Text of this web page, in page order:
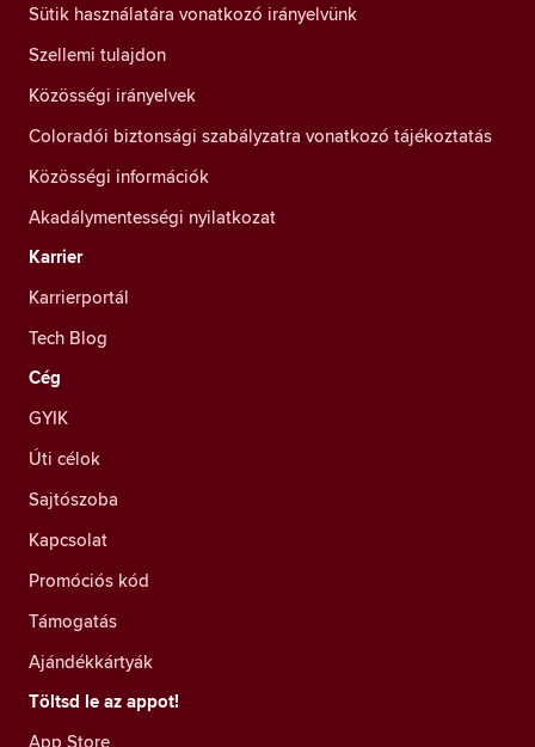
Sütik használatára vonatkozó irányelvünk
Szellemi tulajdon
Közösségi irányelvek
Coloradói biztonsági szabályzatra vonatkozó tájékoztatás
Közösségi információk
Akadálymentességi nyilatkozat
Karrier
Karrierportál
Tech Blog
Cég
GYIK
Úti célok
Sajtószoba
Kapcsolat
Promóciós kód
Támogatás
Ajándékkártyák
Töltsd le az appot!
App Store